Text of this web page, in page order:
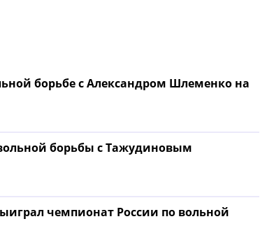
борьбе с Александром Шлеменко на
борьбы с Тажудиновым
чемпионат России по вольной